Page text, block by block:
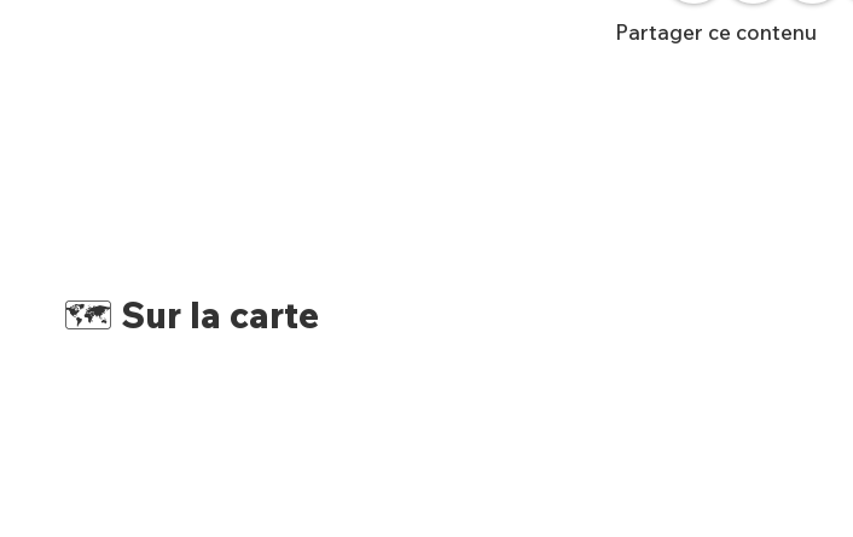
Partager ce contenu
🗺️ Sur la carte